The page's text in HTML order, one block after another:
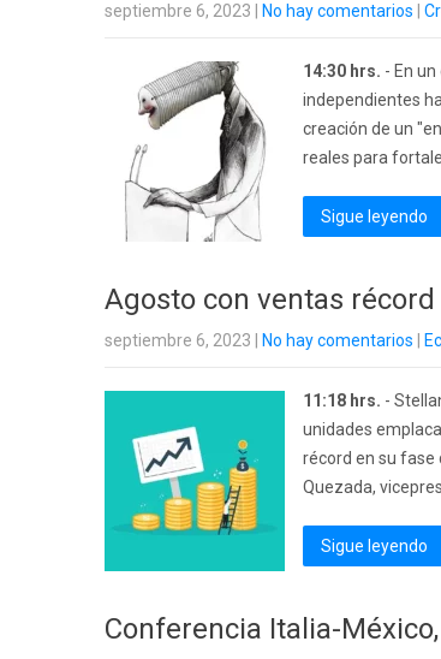
septiembre 6, 2023 No hay comentarios
14:30 hrs. - En
independientes
creación de un
reales para
Sigue leyendo
Agosto con ventas
septiembre 6, 2023 No hay comentarios
11:18 hrs. -
unidades
récord en su fase
Quezada,
Sigue leyendo
Conferencia Italia-